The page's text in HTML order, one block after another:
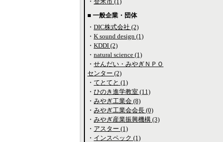
■ 一般企業・団体
・ DIC株式会社 (2)
・ K sound design (1)
・ KDDI (2)
・ natural science (1)
・ せんだい・みやぎＮＰＯ
センター (2)
・ てとてと (1)
・ ひのき進学教室 (11)
・ みやぎ工業会 (8)
・ みやぎ工業会会長 (0)
・ みやぎ産業振興機構 (3)
・ アスター (1)
・ インスペック (1)